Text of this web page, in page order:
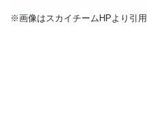
※画像はスカイチームHPより引用